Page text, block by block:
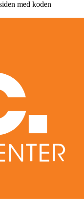
med koden